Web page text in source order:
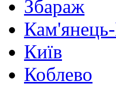
Збараж
Київ
Коблево